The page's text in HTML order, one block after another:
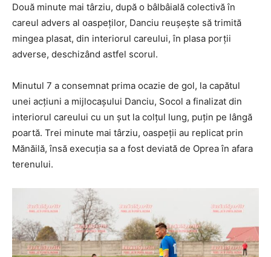
Două minute mai târziu, după o bâlbâială colectivă în
careul advers al oaspeţilor, Danciu reuşeşte să trimită
mingea plasat, din interiorul careului, în plasa porţii
adverse, deschizând astfel scorul.
Minutul 7 a consemnat prima ocazie de gol, la capătul
unei acţiuni a mijlocaşului Danciu, Socol a finalizat din
interiorul careului cu un şut la colţul lung, puţin pe lângă
poartă. Trei minute mai târziu, oaspeţii au replicat prin
Mănăilă, însă execuţia sa a fost deviată de Oprea în afara
terenului.